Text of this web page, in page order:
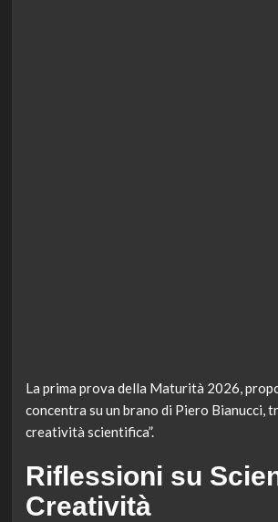
La prima prova della Maturità 2026,
concentra su un brano di Piero Bianucci,
creatività scientifica”.
Riflessioni su
Creatività